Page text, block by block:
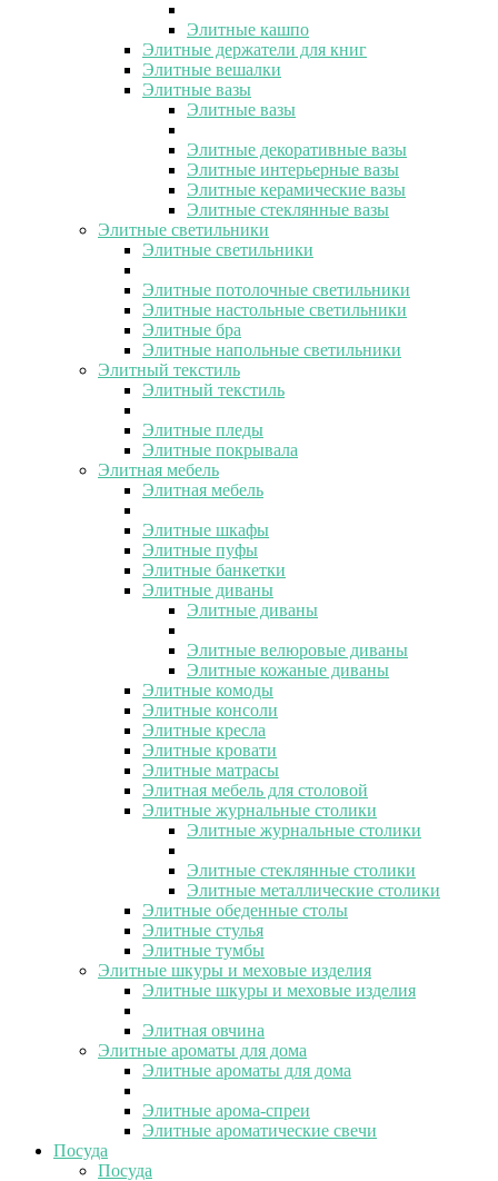
Элитные кашпо
Элитные держатели для книг
Элитные вешалки
Элитные вазы
Элитные вазы
Элитные декоративные вазы
Элитные интерьерные вазы
Элитные керамические вазы
Элитные стеклянные вазы
Элитные светильники
Элитные светильники
Элитные потолочные светильники
Элитные настольные светильники
Элитные бра
Элитные напольные светильники
Элитный текстиль
Элитный текстиль
Элитные пледы
Элитные покрывала
Элитная мебель
Элитная мебель
Элитные шкафы
Элитные пуфы
Элитные банкетки
Элитные диваны
Элитные диваны
Элитные велюровые диваны
Элитные кожаные диваны
Элитные комоды
Элитные консоли
Элитные кресла
Элитные кровати
Элитные матрасы
Элитная мебель для столовой
Элитные журнальные столики
Элитные журнальные столики
Элитные стеклянные столики
Элитные металлические столики
Элитные обеденные столы
Элитные стулья
Элитные тумбы
Элитные шкуры и меховые изделия
Элитные шкуры и меховые изделия
Элитная овчина
Элитные ароматы для дома
Элитные ароматы для дома
Элитные арома-спреи
Элитные ароматические свечи
Посуда
Посуда